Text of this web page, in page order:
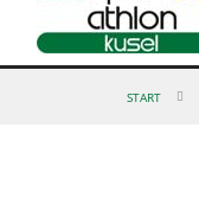
START